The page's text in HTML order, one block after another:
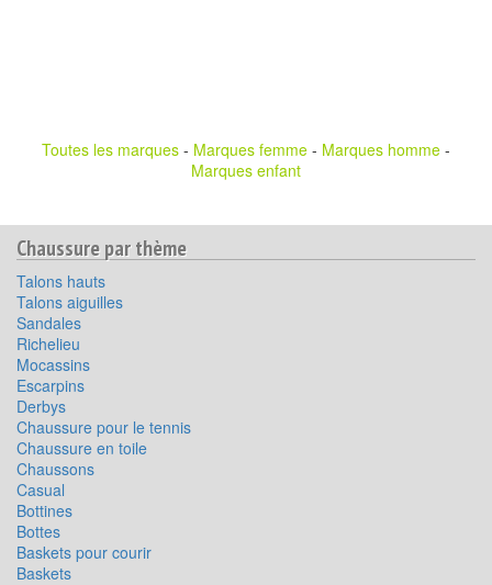
Toutes les marques - Marques femme - Marques homme -
Marques enfant
Chaussure par thème
Talons hauts
Talons aiguilles
Sandales
Richelieu
Mocassins
Escarpins
Derbys
Chaussure pour le tennis
Chaussure en toile
Chaussons
Casual
Bottines
Bottes
Baskets pour courir
Baskets